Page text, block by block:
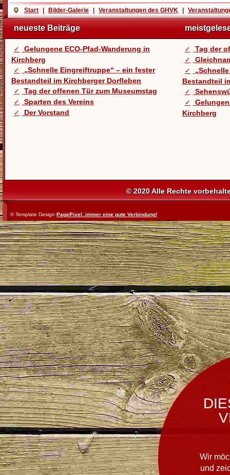
Start Bilder-Galerie Veranstaltungen des GHVK
neueste Beiträge
Gelungene ECO-Pfad-Wanderung in
Kirchberg
„Schnelle Eingreiftruppe“ – ein fester
Bestandteil im Kirchberger Dorfleben
Tag der offenen Tür zum Museumstag
Sparten des Vereins
Der Vorstand
Tag der
Bestandteil
Kirchberg
© 2020 Alle Rechte
© Template Design PagePixel..immer eine gute Verbindung!
Wir
und